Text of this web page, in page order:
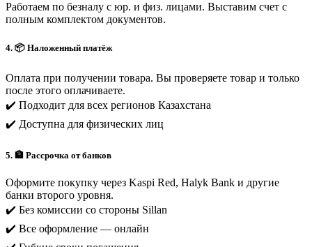
Работаем по безналу с юр. и физ. лицами. Выставим счет с
полным комплектом документов.
4. 📦 Наложенный платёж
Оплата при получении товара. Вы проверяете товар и только
после этого оплачиваете.
✔️ Подходит для всех регионов Казахстана
✔️ Доступна для физических лиц
5. 🏦 Рассрочка от банков
Оформите покупку через Kaspi Red, Halyk Bank и другие
банки второго уровня.
✔️ Без комиссии со стороны Sillan
✔️ Все оформление — онлайн